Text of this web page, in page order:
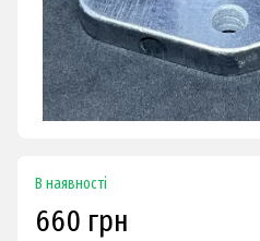
В наявності
660 грн